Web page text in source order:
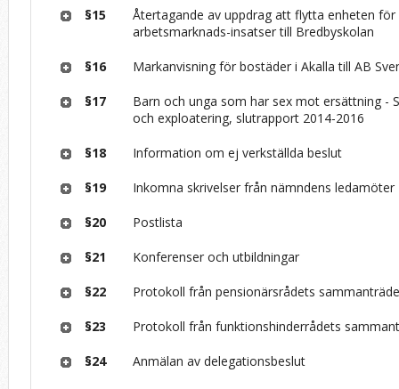
§15
Återtagande av uppdrag att flytta enheten för
arbetsmarknads-insatser till Bredbyskolan
§16 Markanvisning för bostäder i Akalla till AB
§17
Barn och unga som har sex mot ersättning -­
och exploatering, slutrapport 2014-2016
§18 Information om ej verkställda beslut
§19 Inkomna skrivelser från nämndens ledamöter
§20 Postlista
§21 Konferenser och utbildningar
§22 Protokoll från pensionärsrådets
§23 Protokoll från funktionshinderrådets
§24 Anmälan av delegationsbeslut